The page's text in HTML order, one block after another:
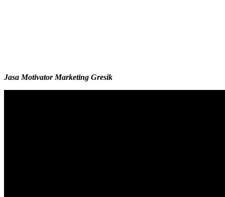
Jasa Motivator Marketing Gresik